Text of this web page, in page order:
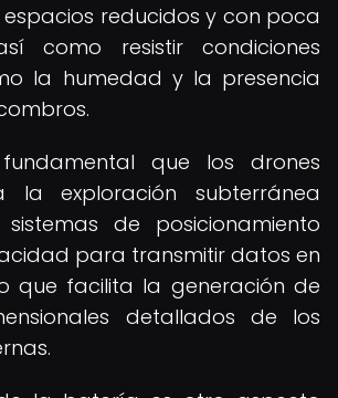
reducidos y con poca
como resistir condiciones
la humedad y la presencia
que los drones
la exploración subterránea
de posicionamiento
para transmitir datos en
que facilita la generación de
detallados de los